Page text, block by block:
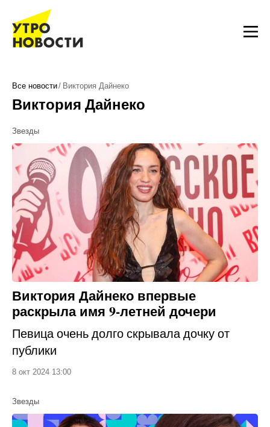
Все новости Виктория Дайнеко
Виктория Дайнеко
Звезды
Виктория Дайнеко впервые
раскрыла имя 9-летней дочери
Певица очень долго скрывала дочку от
публики
8 окт 2024 13:00
Звезды